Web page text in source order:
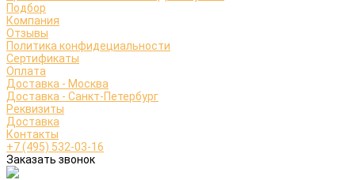
Подбор
Компания
Отзывы
Политика конфидециальности
Сертификаты
Оплата
Доставка - Москва
Доставка - Санкт-Петербург
Реквизиты
Доставка
Контакты
+7 (495) 532-03-16
Заказать звонок